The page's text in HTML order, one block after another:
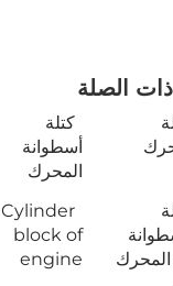
الصلة
كتلة
أسطوانة
المحرك
Cylinder
block of
engine